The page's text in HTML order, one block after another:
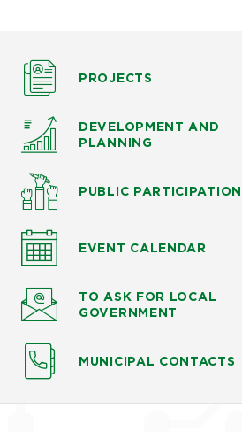
PROJECTS
DEVELOPMENT AND
PLANNING
PUBLIC PARTICIPATION
EVENT CALENDAR
TO ASK FOR LOCAL
GOVERNMENT
MUNICIPAL CONTACTS